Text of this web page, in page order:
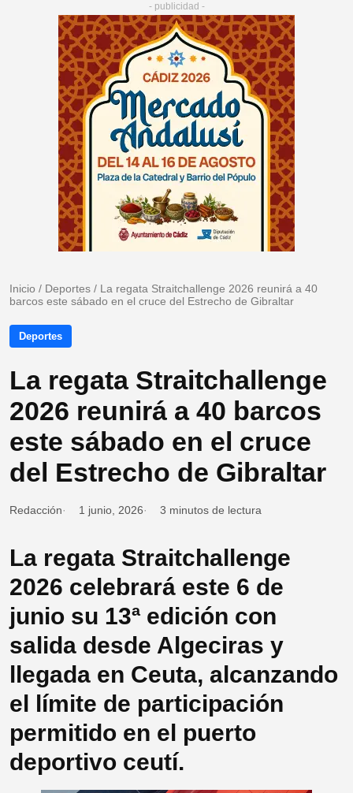
- publicidad -
Inicio / Deportes / La regata Straitchallenge 2026 reunirá a 40
barcos este sábado en el cruce del Estrecho de Gibraltar
Deportes
La regata Straitchallenge
2026 reunirá a 40 barcos
este sábado en el cruce
del Estrecho de Gibraltar
Redacción 1 junio, 2026 3 minutos de lectura
La regata Straitchallenge
2026 celebrará este 6 de
junio su 13ª edición con
salida desde Algeciras y
llegada en Ceuta, alcanzando
el límite de participación
permitido en el puerto
deportivo ceutí.